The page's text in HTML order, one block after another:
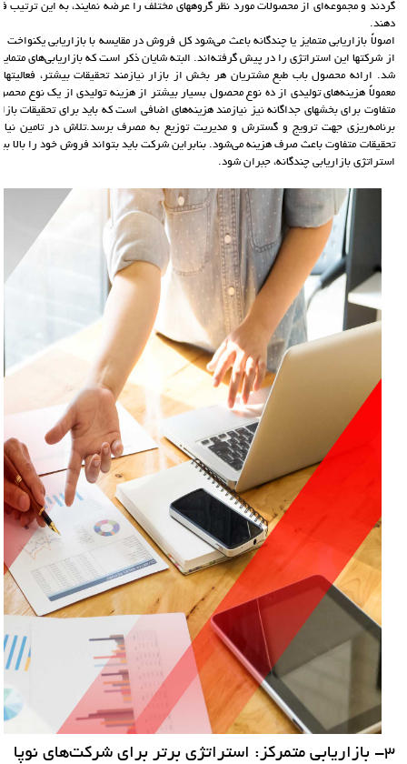
گردند و مجموعه‌اي از محصولات مورد نظر گروههاي مختلف را عرضه نمايند، به این
دهند.
اصولاً بازاريابي متمايز یا چندگانه باعث مي‌شود كل فروش در مقايسه با بازاريابي
از شركتها اين استراتژي را در پيش گرفته‌اند. البته شایان ذکر است که بازاريابي‌هاي
شد. ارائه محصول باب طبع مشتريان هر بخش از بازار نیازمند تحقيقات بيشتر،
معمولاً هزينه‌هاي توليدی از ده نوع محصول بسيار بيشتر از هزينه توليدی از يك نوع
متفاوت براي بخشهاي جداگانه نیز نیازمند هزينه‌هاي اضافي است كه بايد براي تحقيقات
برنامه‌ريزي جهت ترويج و گسترش و مديريت توزيع به مصرف برسد.تلاش در تامين
تحقيقات متفاوت باعث صرف هزینه مي‌شود. بنابراين شركت بايد بتواند فروش خود را بالا
استراتژي بازاريابي چندگانه، جبران شود.
3- بازاریابی متمرکز: استراتژی برتر برای شرکت‌های نوپا